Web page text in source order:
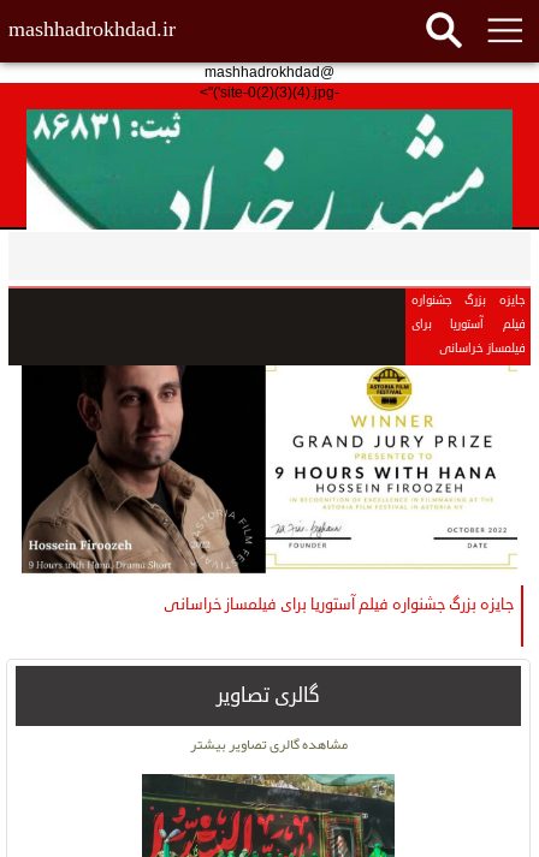
@mashhadrokhdad
mashhadrokhdad.ir
-site-0(2)(3)(4).jpg')">
جایزه بزرگ جشنواره فیلم آستوریا برای فیلمساز خراسانی
جایزه بزرگ جشنواره
فیلم آستوریا برای
فیلمساز خراسانی
گالری تصاویر
مشاهده گالری تصاویر بیشتر